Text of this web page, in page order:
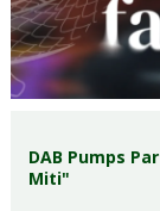
DAB Pumps
Miti"